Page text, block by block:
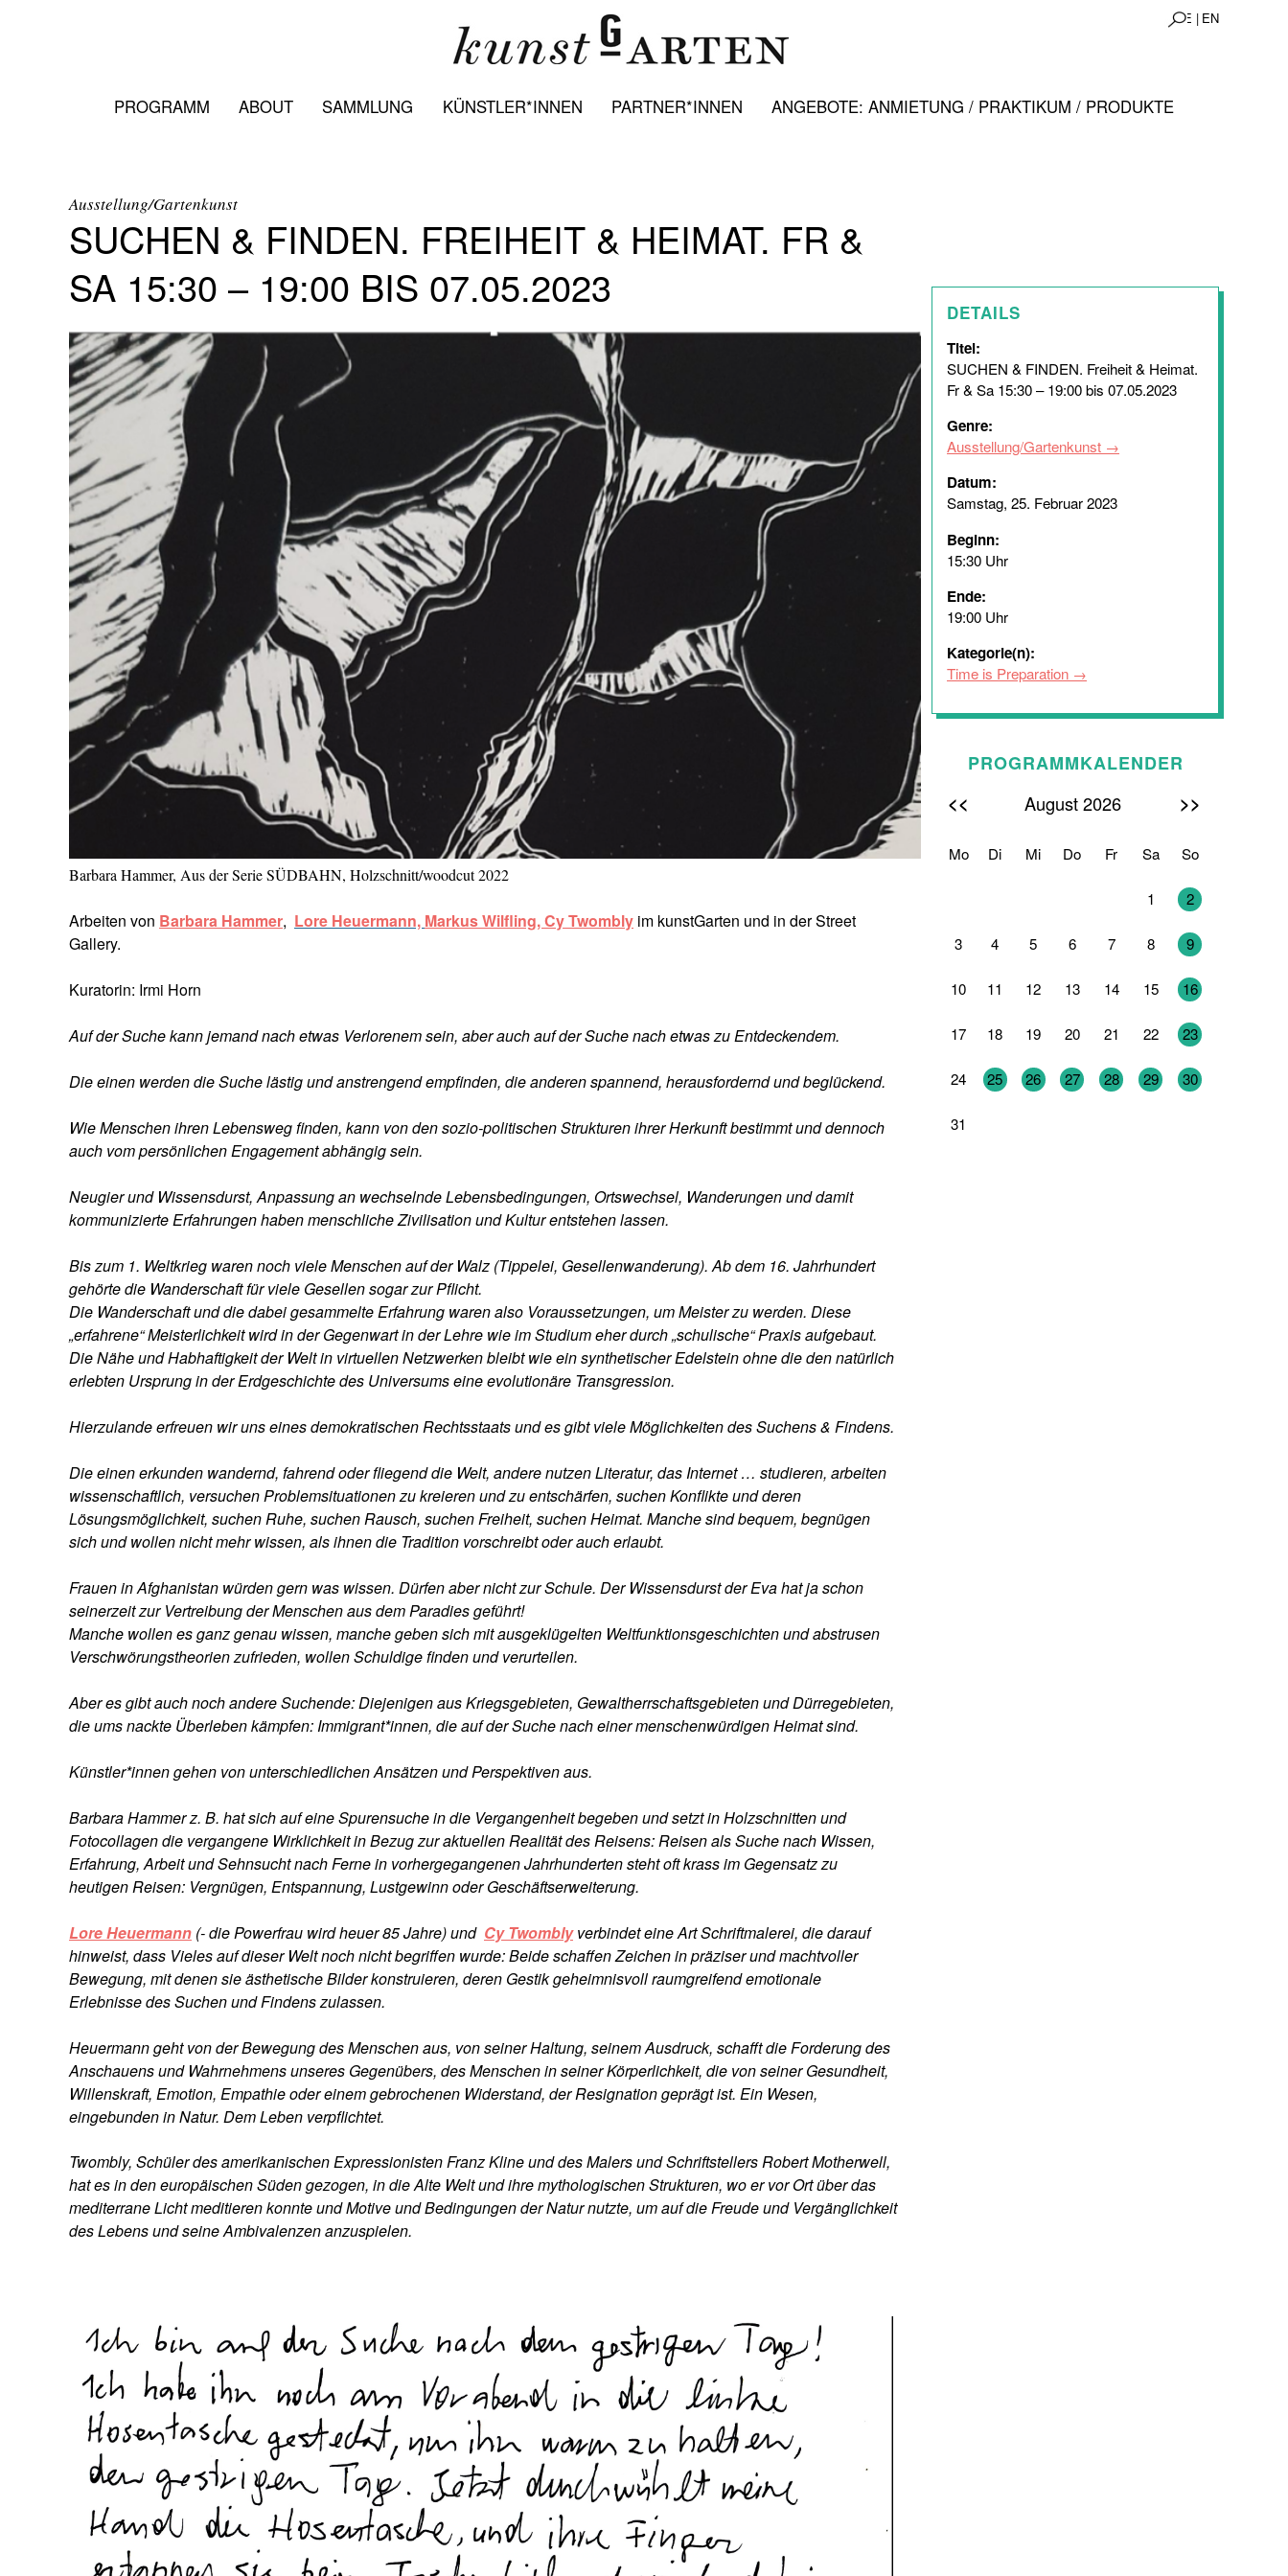
DE | EN
PROGRAMM ABOUT SAMMLUNG KÜNSTLER*INNEN PARTNER*INNEN ANGEBOTE: ANMIETUNG / PRAKTIKUM / PRODUKTE
Ausstellung/Gartenkunst
SUCHEN & FINDEN. FREIHEIT & HEIMAT. FR &
SA 15:30 – 19:00 BIS 07.05.2023
Barbara Hammer, Aus der Serie SÜDBAHN, Holzschnitt/woodcut 2022
Arbeiten von Barbara Hammer, Lore Heuermann, Markus Wilfling,Cy Twombly im kunstGarten und in der Street
Gallery.
Kuratorin: Irmi Horn
Auf der Suche kann jemand nach etwas Verlorenem sein, aber auch auf der Suche nach etwas zu Entdeckendem.
Die einen werden die Suche lästig und anstrengend empfinden, die anderen spannend, herausfordernd und beglückend.
Wie Menschen ihren Lebensweg finden, kann von den sozio-politischen Strukturen ihrer Herkunft bestimmt und dennoch
auch vom persönlichen Engagement abhängig sein.
Neugier und Wissensdurst, Anpassung an wechselnde Lebensbedingungen, Ortswechsel, Wanderungen und damit
kommunizierte Erfahrungen haben menschliche Zivilisation und Kultur entstehen lassen.
Bis zum 1. Weltkrieg waren noch viele Menschen auf der Walz (Tippelei, Gesellenwanderung). Ab dem 16. Jahrhundert
gehörte die Wanderschaft für viele Gesellen sogar zur Pflicht.
Die Wanderschaft und die dabei gesammelte Erfahrung waren also Voraussetzungen, um Meister zu werden. Diese
„erfahrene“ Meisterlichkeit wird in der Gegenwart in der Lehre wie im Studium eher durch „schulische“ Praxis aufgebaut.
Die Nähe und Habhaftigkeit der Welt in virtuellen Netzwerken bleibt wie ein synthetischer Edelstein ohne die den natürlich
erlebten Ursprung in der Erdgeschichte des Universums eine evolutionäre Transgression.
Hierzulande erfreuen wir uns eines demokratischen Rechtsstaats und es gibt viele Möglichkeiten des Suchens & Findens.
Die einen erkunden wandernd, fahrend oder fliegend die Welt, andere nutzen Literatur, das Internet … studieren, arbeiten
wissenschaftlich, versuchen Problemsituationen zu kreieren und zu entschärfen, suchen Konflikte und deren
Lösungsmöglichkeit, suchen Ruhe, suchen Rausch, suchen Freiheit, suchen Heimat. Manche sind bequem, begnügen
sich und wollen nicht mehr wissen, als ihnen die Tradition vorschreibt oder auch erlaubt.
Frauen in Afghanistan würden gern was wissen. Dürfen aber nicht zur Schule. Der Wissensdurst der Eva hat ja schon
seinerzeit zur Vertreibung der Menschen aus dem Paradies geführt!
Manche wollen es ganz genau wissen, manche geben sich mit ausgeklügelten Weltfunktionsgeschichten und abstrusen
Verschwörungstheorien zufrieden, wollen Schuldige finden und verurteilen.
Aber es gibt auch noch andere Suchende: Diejenigen aus Kriegsgebieten, Gewaltherrschaftsgebieten und Dürregebieten,
die ums nackte Überleben kämpfen: Immigrant*innen, die auf der Suche nach einer menschenwürdigen Heimat sind.
Künstler*innen gehen von unterschiedlichen Ansätzen und Perspektiven aus.
Barbara Hammer z. B. hat sich auf eine Spurensuche in die Vergangenheit begeben und setzt in Holzschnitten und
Fotocollagen die vergangene Wirklichkeit in Bezug zur aktuellen Realität des Reisens: Reisen als Suche nach Wissen,
Erfahrung, Arbeit und Sehnsucht nach Ferne in vorhergegangenen Jahrhunderten steht oft krass im Gegensatz zu
heutigen Reisen: Vergnügen, Entspannung, Lustgewinn oder Geschäftserweiterung.
Lore Heuermann (- die Powerfrau wird heuer 85 Jahre) und Cy Twomblyverbindet eine Art Schriftmalerei, die darauf
hinweist, dass Vieles auf dieser Welt noch nicht begriffen wurde: Beide schaffen Zeichen in präziser und machtvoller
Bewegung, mit denen sie ästhetische Bilder konstruieren, deren Gestik geheimnisvoll raumgreifend emotionale
Erlebnisse des Suchen und Findens zulassen.
Heuermann geht von der Bewegung des Menschen aus, von seiner Haltung, seinem Ausdruck, schafft die Forderung des
Anschauens und Wahrnehmens unseres Gegenübers, des Menschen in seiner Körperlichkeit, die von seiner Gesundheit,
Willenskraft, Emotion, Empathie oder einem gebrochenen Widerstand, der Resignation geprägt ist. Ein Wesen,
eingebunden in Natur. Dem Leben verpflichtet.
Twombly, Schüler des amerikanischen Expressionisten Franz Kline und des Malers und Schriftstellers Robert Motherwell,
hat es in den europäischen Süden gezogen, in die Alte Welt und ihre mythologischen Strukturen, wo er vor Ort über das
mediterrane Licht meditieren konnte und Motive und Bedingungen der Natur nutzte, um auf die Freude und Vergänglichkeit
des Lebens und seine Ambivalenzen anzuspielen.
DETAILS
Titel:
SUCHEN & FINDEN. Freiheit & Heimat.
Fr & Sa 15:30 – 19:00 bis 07.05.2023
Genre:
Ausstellung/Gartenkunst
Datum:
Samstag, 25. Februar 2023
Beginn:
15:30 Uhr
Ende:
19:00 Uhr
Kategorie(n):
Time is Preparation
PROGRAMMKALENDER
<< August 2026 >>
Mo Di Mi Do Fr Sa So
1 2
3 4 5 6 7 8 9
10 11 12 13 14 15 16
17 18 19 20 21 22 23
24 25 26 27 28 29 30
31